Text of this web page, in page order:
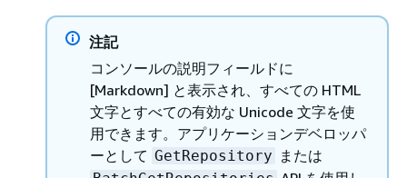
注記
コンソールの説明フィールドに
[Markdown] と表示され、すべての HTML
文字とすべての有効な Unicode 文字を使
用できます。アプリケーションデベロッパ
ーとして GetRepository または